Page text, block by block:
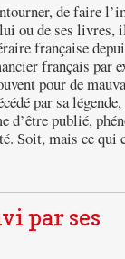
de faire
ou de ses livres,
française
français par
pour de
par sa légende,
d’être publié,
Soit, mais ce qui
par ses